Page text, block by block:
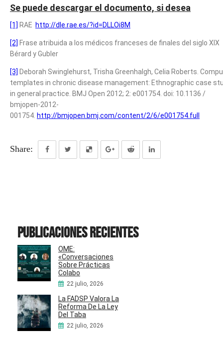
Se puede descargar el documento, si desea
[1] RAE http://dle.rae.es/?id=DLLOi8M
[2] Frase atribuida a los médicos franceses de finales del siglo XIX
Bérard y Gubler
[3] Deborah Swinglehurst, Trisha Greenhalgh, Celia Roberts.
templates in chronic disease management: Ethnographic case
in general practice. BMJ Open 2012; 2: e001754. doi: 10.1136 /
bmjopen-2012-
001754. http://bmjopen.bmj.com/content/2/6/e001754.full
Share:
Publicaciones recientes
OME:
«Conversaciones
Sobre Prácticas
Colabo
22 julio, 2026
La FADSP Valora La
Reforma De La Ley
Del Taba
22 julio, 2026